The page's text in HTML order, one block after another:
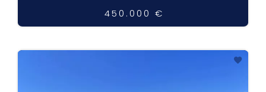
450.000 €